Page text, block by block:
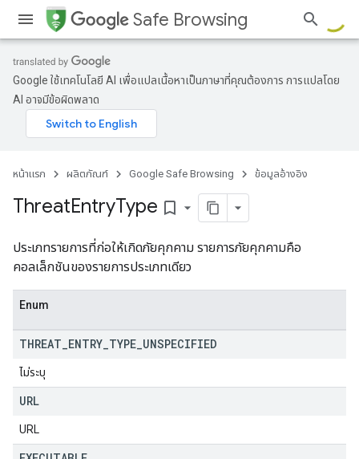
Safe Browsing
Google ใช้เทคโนโลยี AI เพื่อแปลเนื้อหาเป็นภาษาที่คุณต้องการ การแปลโดย
AI อาจมีข้อผิดพลาด
หน้าแรก ผลิตภัณฑ์ Google Safe Browsing ข้อมูลอ้างอิง
ThreatEntryType bookmark_border
ประเภทรายการที่ก่อให้เกิดภัยคุกคาม รายการภัยคุกคามคือ
คอลเล็กชันของรายการประเภทเดียว
Enum
THREAT ENTRY TYPE UNSPECIFIED
ไม่ระบุ
URL
URL